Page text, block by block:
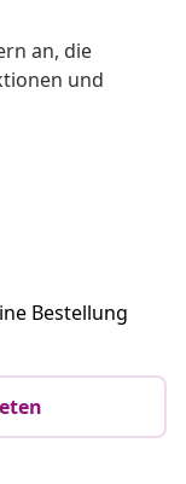
an, die
und
Bestellung